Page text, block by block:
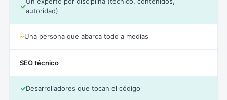
✓
autoridad)
~Una persona que abarca todo a medias
SEO técnico
✓Desarrolladores que tocan el código